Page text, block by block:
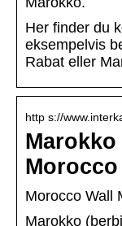
Her finder du
eksempelvis
Rabat eller
http s://
Morocco Wall
Marokko